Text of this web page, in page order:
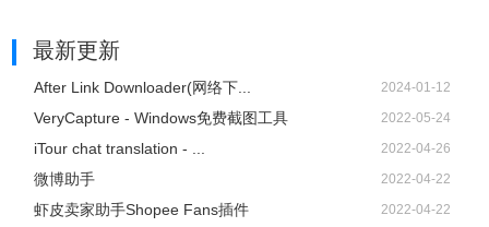
最新更新
After Link Downloader(网络下... 2024-01-12
VeryCapture - Windows免费截图工具 2022-05-24
iTour chat translation - ... 2022-04-26
微博助手 2022-04-22
虾皮卖家助手Shopee Fans插件 2022-04-22